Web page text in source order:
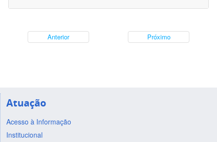
Anterior Próximo
Atuação
Acesso à Informação
Institucional